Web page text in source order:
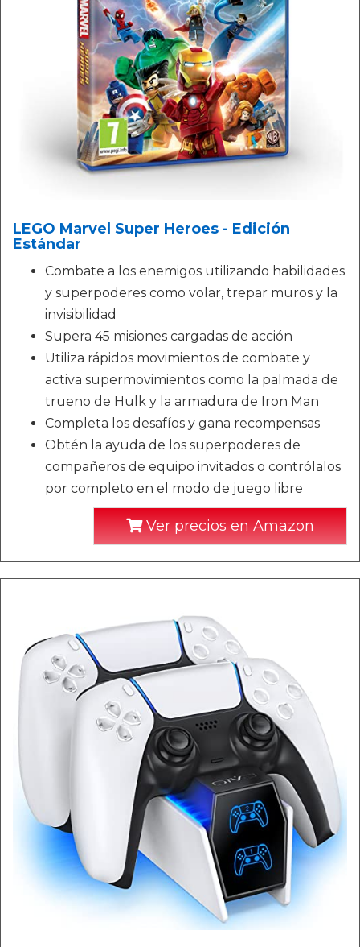
LEGO Marvel Super Heroes - Edición
Estándar
Combate a los enemigos utilizando habilidades
y superpoderes como volar, trepar muros y la
invisibilidad
Supera 45 misiones cargadas de acción
Utiliza rápidos movimientos de combate y
activa supermovimientos como la palmada de
trueno de Hulk y la armadura de Iron Man
Completa los desafíos y gana recompensas
Obtén la ayuda de los superpoderes de
compañeros de equipo invitados o contrólalos
por completo en el modo de juego libre
Ver precios en Amazon